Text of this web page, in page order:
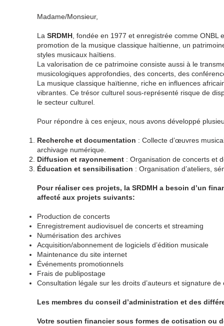
Madame/Monsieur,
La SRDMH, fondée en 1977 et enregistrée comme ONBL
promotion de la musique classique haïtienne, un
styles musicaux haïtiens.
La valorisation de ce patrimoine consiste aussi à le
musicologiques approfondies, des concerts, des
La musique classique haïtienne, riche en influences
vibrantes. Ce trésor culturel sous-représenté risque de
le secteur culturel.
Pour répondre à ces enjeux, nous avons développé
Recherche et documentation : Collecte d’œuvres
archivage numérique.
Diffusion et rayonnement : Organisation de concerts et
Éducation et sensibilisation : Organisation d’ateliers,
Pour réaliser ces projets, la SRDMH a besoin d’un
affecté aux projets suivants:
Production de concerts
Enregistrement audiovisuel de concerts et streaming
Numérisation des archives
Acquisition/abonnement de logiciels d’édition musicale
Maintenance du site internet
Événements promotionnels
Frais de publipostage
Consultation légale sur les droits d’auteurs et signature de
Les membres du conseil d’administration et des
Votre soutien financier sous formes de cotisation ou